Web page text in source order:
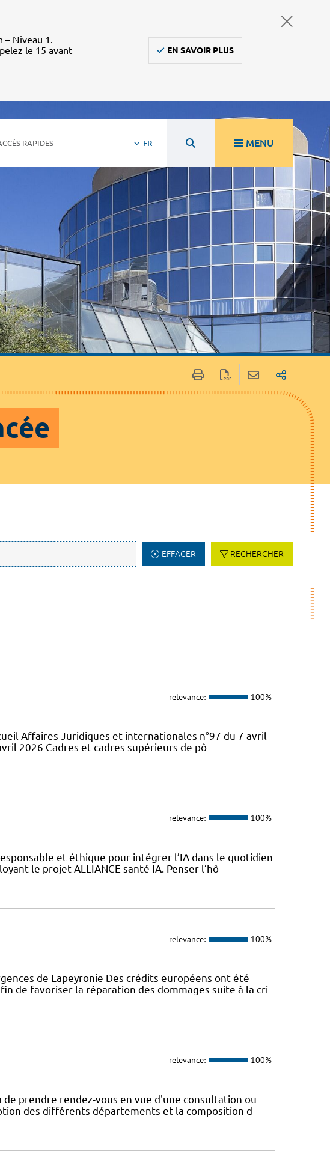
– Niveau 1.
le 15 avant
EN SAVOIR PLUS
RAPIDES FR MENU
EFFACER RECHERCHER
relevance: 100%
Affaires Juridiques et internationales n°97 du 7 avril
2026 Cadres et cadres supérieurs de pô
relevance: 100%
et éthique pour intégrer l’IA dans le quotidien
le projet ALLIANCE santé IA. Penser l’hô
relevance: 100%
de Lapeyronie Des crédits européens ont été
de favoriser la réparation des dommages suite à la cri
relevance: 100%
prendre rendez-vous en vue d'une consultation ou
des différents départements et la composition d